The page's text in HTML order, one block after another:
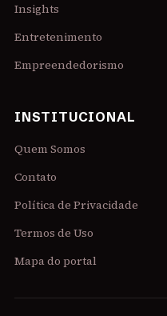
Insights
Entretenimento
Empreendedorismo
INSTITUCIONAL
Quem Somos
Contato
Política de Privacidade
Termos de Uso
Mapa do portal